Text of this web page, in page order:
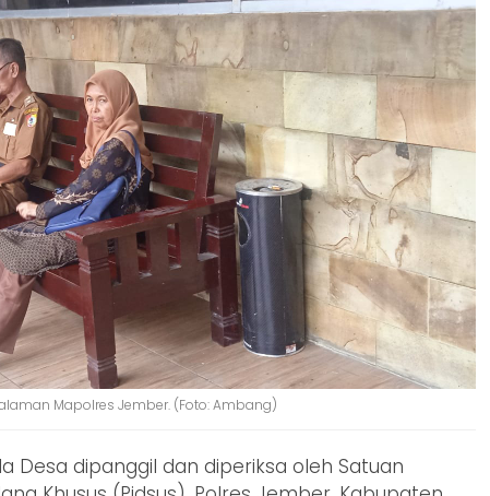
Mapolres Jember. (Foto: Ambang)
Desa dipanggil dan diperiksa oleh Satuan